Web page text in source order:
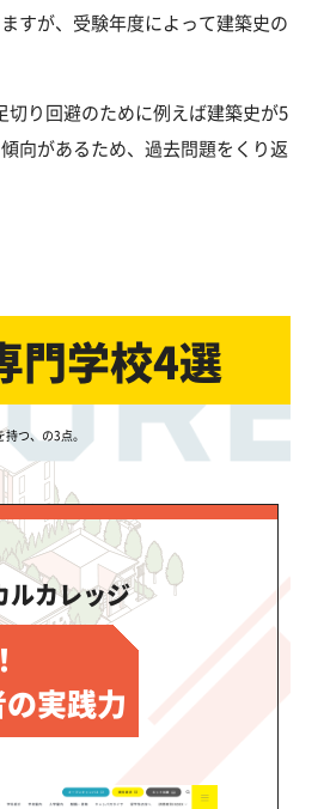
すが、受験年度によって建築史の
り回避のために例えば建築史が5
向があるため、過去問題をくり返
門学校4選
つ、の3点。
ルカレッジ
実践力